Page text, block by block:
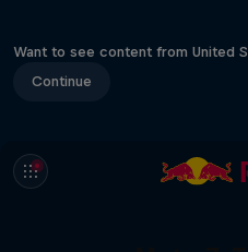
Want to see content from United
Continue